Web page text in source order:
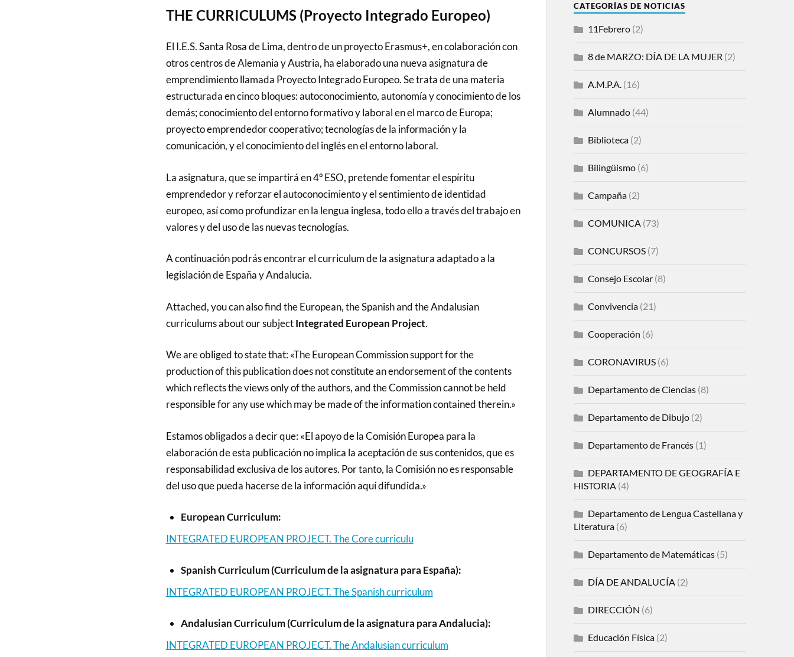
THE CURRICULUMS (Proyecto Integrado Europeo)
El I.E.S. Santa Rosa de Lima, dentro de un proyecto Erasmus+, en colaboración con
otros centros de Alemania y Austria, ha elaborado una nueva asignatura de
emprendimiento llamada Proyecto Integrado Europeo. Se trata de una materia
estructurada en cinco bloques: autoconocimiento, autonomía y conocimiento de los
demás; conocimiento del entorno formativo y laboral en el marco de Europa;
proyecto emprendedor cooperativo; tecnologías de la información y la
comunicación, y el conocimiento del inglés en el entorno laboral.
La asignatura, que se impartirá en 4º ESO, pretende fomentar el espíritu
emprendedor y reforzar el autoconocimiento y el sentimiento de identidad
europeo, así como profundizar en la lengua inglesa, todo ello a través del trabajo en
valores y del uso de las nuevas tecnologías.
A continuación podrás encontrar el curriculum de la asignatura adaptado a la
legislación de España y Andalucia.
Attached, you can also find the European, the Spanish and the Andalusian
curriculums about our subjectIntegrated European Project.
We are obliged to state that: «The European Commission support for the
production of this publication does not constitute an endorsement of the contents
which reflects the views only of the authors, and the Commission cannot be held
responsible for any use which may be made of the information contained therein.»
Estamos obligados a decir que: «El apoyo de la Comisión Europea para la
elaboración de esta publicación no implica la aceptación de sus contenidos, que es
responsabilidad exclusiva de los autores. Por tanto, la Comisión no es responsable
del uso que pueda hacerse de la información aquí difundida.»
European Curriculum:
INTEGRATED EUROPEAN PROJECT. The Core curriculu
Spanish Curriculum (Curriculum de la asignatura para España):
INTEGRATED EUROPEAN PROJECT. The Spanish curriculum
Andalusian Curriculum (Curriculum de la asignatura para Andalucia):
INTEGRATED EUROPEAN PROJECT. The Andalusian curriculum
CATEGORÍAS DE NOTICIAS
11Febrero(2)
8 de MARZO: DÍA DE LA MUJER (2)
A.M.P.A. (16)
Alumnado(44)
Biblioteca(2)
Bilingüismo(6)
Campaña(2)
COMUNICA (73)
CONCURSOS(7)
Consejo Escolar(8)
Convivencia(21)
Cooperación (6)
CORONAVIRUS(6)
Departamento de Ciencias(8)
Departamento de Dibujo(2)
Departamento de Francés(1)
DEPARTAMENTO DE GEOGRAFÍA E
HISTORIA (4)
Departamento de Lengua Castellana y
Literatura(6)
Departamento de Matemáticas(5)
DÍA DE ANDALUCÍA (2)
DIRECCIÓN (6)
Educación Física(2)